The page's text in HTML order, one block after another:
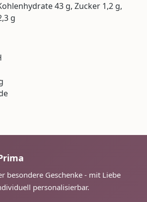
43 g, Zucker 1,2 g,
g
besondere Geschenke - mit Liebe
personalisierbar.